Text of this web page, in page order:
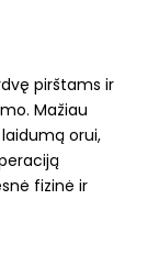
pirštams ir
Mažiau
orui,
fizinė ir